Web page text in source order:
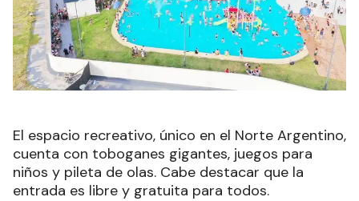
El espacio recreativo, único en el Norte Argentino,
cuenta con toboganes gigantes, juegos para
niños y pileta de olas. Cabe destacar que la
entrada es libre y gratuita para todos.